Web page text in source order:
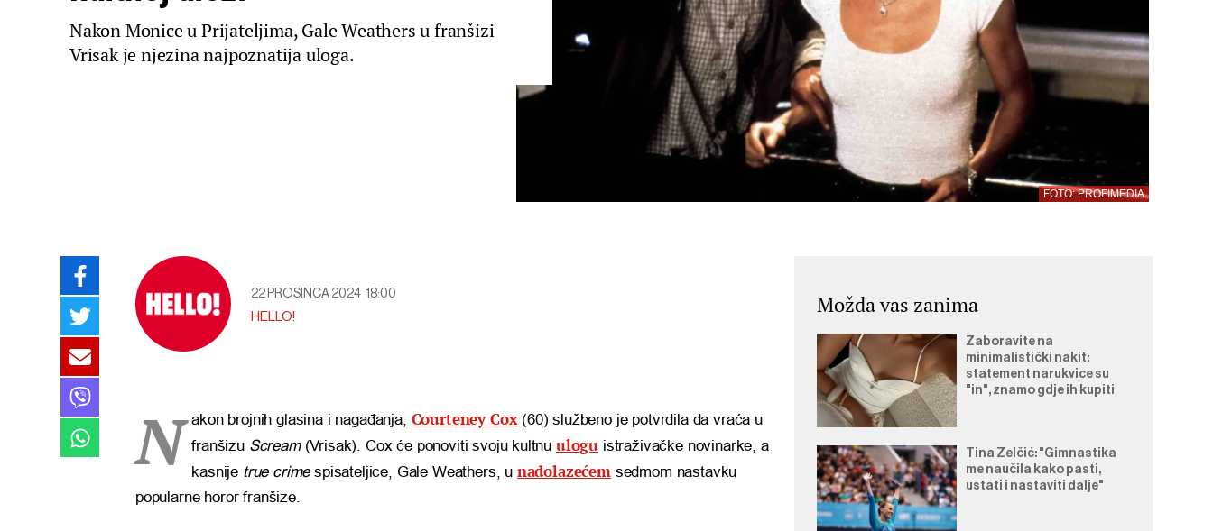
FOTO: PROFIMEDIA
Nakon Monice u Prijateljima, Gale Weathers u franšizi
Vrisak je njezina najpoznatija uloga.
22 PROSINCA 2024 18:00
HELLO!
N akon brojnih glasina i nagađanja, Courteney Cox(60) službeno je potvrdila da vraća u
franšizu Scream (Vrisak). Cox će ponoviti svoju kultnu ulogu istraživačke novinarke, a
kasnije true crimespisateljice, Gale Weathers, u nadolazećemsedmom nastavku
popularne horor franšize.
Možda vas zanima
Zaboravite na
minimalistički nakit:
statement narukvice su
"in", znamo gdje ih kupiti
Tina Zelčić: "Gimnastika
me naučila kako pasti,
ustati i nastaviti dalje"